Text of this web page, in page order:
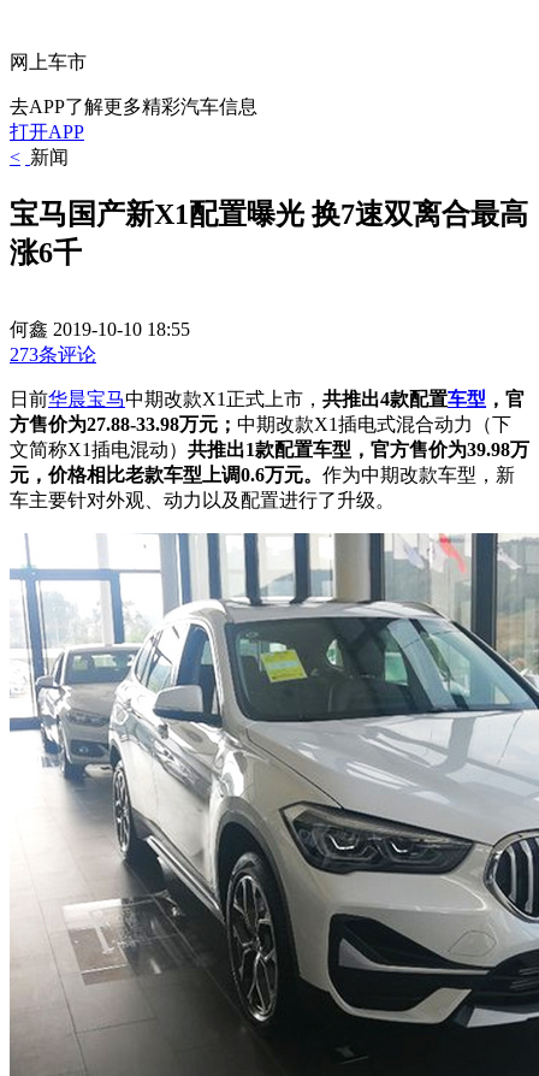
网上车市
去APP了解更多精彩汽车信息
打开APP
< 新闻
宝马国产新X1配置曝光 换7速双离合最高
涨6千
何鑫 2019-10-10 18:55
273条评论
日前华晨宝马中期改款X1正式上市， 共推出4款配置车型 ，官
方售价为27.88-33.98万元； 中期改款X1插电式混合动力（下
文简称X1插电混动） 共推出1款配置车型， 官方售价为39.98万
元，价格相比老款车型上调0.6万元。 作为中期改款车型，新
车主要针对外观、动力以及配置进行了升级。